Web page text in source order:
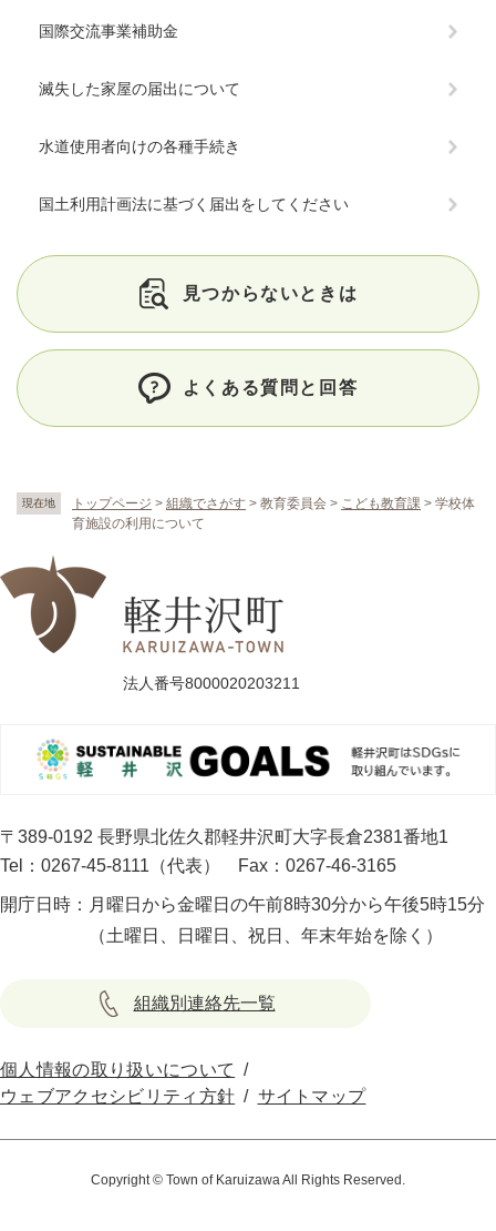
現在地 トップページ > 組織でさがす > 教育委員会 > こども教育課 > 学校体
育施設の利用について
国際交流事業補助金
滅失した家屋の届出について
水道使用者向けの各種手続き
国土利用計画法に基づく届出をしてください
見つからないときは
よくある質問と回答
法人番号8000020203211
〒389-0192 長野県北佐久郡軽井沢町大字長倉2381番地1
Tel：0267-45-8111（代表）
Fax：0267-46-3165
開庁日時： 月曜日から金曜日の午前8時30分から午後5時15分
（土曜日、日曜日、祝日、年末年始を除く）
組織別連絡先一覧
個人情報の取り扱いについて
ウェブアクセシビリティ方針
サイトマップ
Copyright © Town of Karuizawa All Rights Reserved.